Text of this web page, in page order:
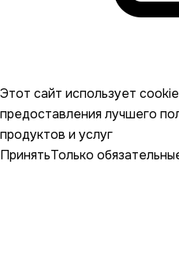
Этот сайт использует
предоставления лучшего
продуктов и услуг
ПринятьТолько